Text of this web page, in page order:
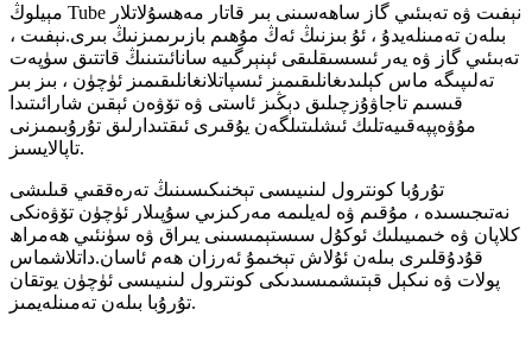
مېيلوڭ Tube نېفىت ۋە تەبىئىي گاز ساھەسىنى بىر قاتار مەھسۇلاتلار
بىلەن تەمىنلەيدۇ ، ئۇ بىزنىڭ ئەڭ مۇھىم بازىرىمىزنىڭ بىرى.نېفىت ،
تەبىئىي گاز ۋە يەر ئىسسىقلىقى ئېنېرگىيە سانائىتىنىڭ قاتتىق سۈپەت
تەلىپىگە ماس كېلىدىغانلىقىمىز ئىسپاتلانغانلىقىمىز ئۈچۈن ، بىز بىر
قىسىم تاجاۋۇزچىلىق دېڭىز ئاستى ۋە تۆۋەن ئېقىن شارائىتىدا
مۇۋەپپەقىيەتلىك ئىشلىتىلگەن يۇقىرى ئىقتىدارلىق تۇرۇبىمىزنى
تاپالايسىز.
تۇرۇبا كونترول لىنىيىسى تېخنىكىسىنىڭ تەرەققىي قىلىشى
نەتىجىسىدە ، مۇقىم ۋە لەيلىمە مەركىزىي سۇپىلار ئۈچۈن تۆۋەنكى
كلاپان ۋە خىمىيىلىك ئوكۇل سىستېمىسىنى يىراق ۋە سۈنئىي ھەمراھ
قۇدۇقلىرى بىلەن ئۇلاش تېخىمۇ ئەرزان ھەم ئاسان.داتلاشماس
پولات ۋە نىكېل قېتىشمىسىدىكى كونترول لىنىيىسى ئۈچۈن يوتقان
تۇرۇبا بىلەن تەمىنلەيمىز.